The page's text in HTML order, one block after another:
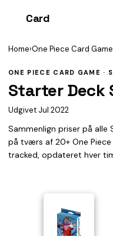
Card
Home›One Piece Card Game
ONE PIECE CARD GAME ·
Starter Deck
Udgivet Jul 2022
Sammenlign priser på
på tværs af 20+ One
tracked, opdateret hver